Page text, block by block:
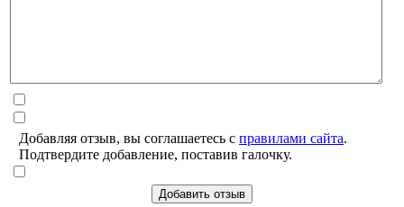
Добавляя отзыв, вы соглашаетесь с правилами сайта.
Подтвердите добавление, поставив галочку.
Добавить отзыв